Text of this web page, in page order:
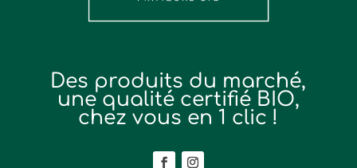
Des produits du marché,
une qualité certifié BIO,
chez vous en 1 clic !